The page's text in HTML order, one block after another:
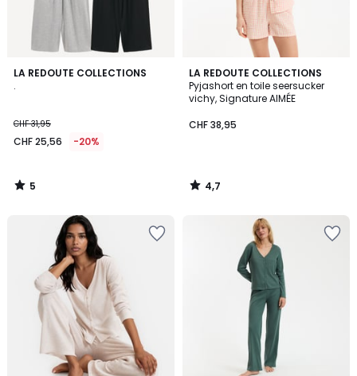
LA REDOUTE COLLECTIONS
.
CHF 31,95
CHF 25,56 -20%
5
5
/
LA REDOUTE COLLECTIONS
Pyjashort en toile seersucker
vichy, Signature AIMÉE
CHF 38,95
4,7
/ 5
4,7
/